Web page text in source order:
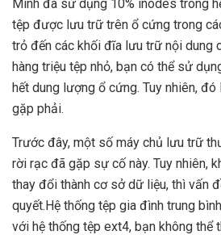
Mình đã sử dụng 10% inodes trong
tệp được lưu trữ trên ổ cứng trong
trỏ đến các khối đĩa lưu trữ nội dung
hàng triệu tệp nhỏ, bạn có thể sử
hết dung lượng ổ cứng. Tuy nhiên,
gặp phải.
Trước đây, một số máy chủ lưu trữ
rời rạc đã gặp sự cố này. Tuy nhiên,
thay đổi thành cơ sở dữ liệu, thì vấn
quyết.Hệ thống tệp gia đình trung
với hệ thống tệp ext4, bạn không thể